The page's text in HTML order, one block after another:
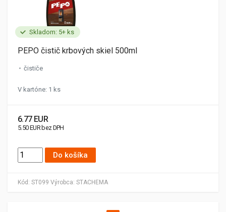
Skladom: 5+ ks
Kód: ST099 Výrobca: STACHEMA
PEPO čistič krbových skiel 500ml
čističe
V kartóne: 1 ks
6.77 EUR
5.50 EUR bez DPH
Do košíka